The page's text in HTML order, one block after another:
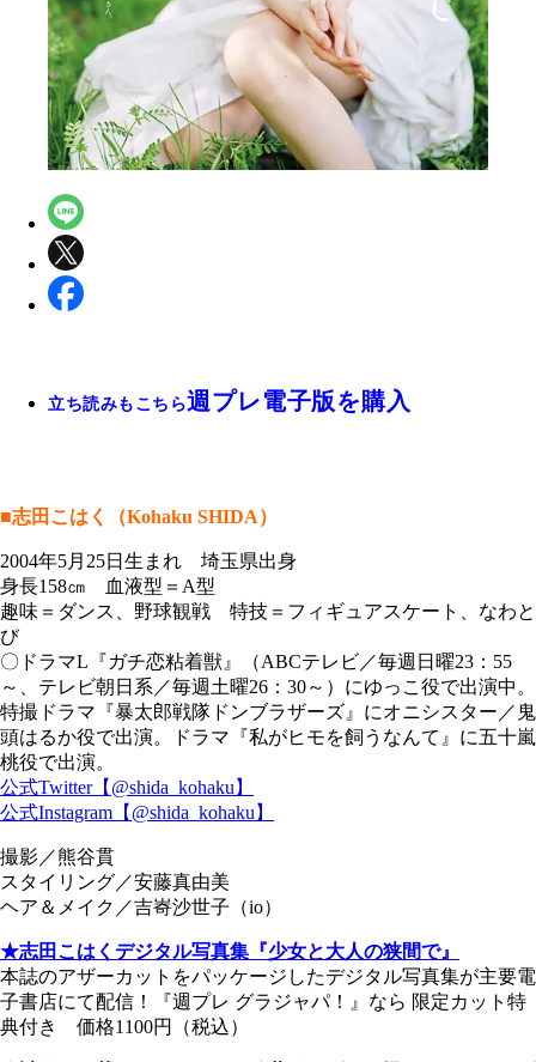
立ち読みもこちら週プレ電子版を購入
■志田こはく（Kohaku SHIDA）
2004年5月25日生まれ 埼玉県出身
身長158㎝ 血液型＝A型
趣味＝ダンス、野球観戦 特技＝フィギュアスケート、なわと
び
〇ドラマL『ガチ恋粘着獣』（ABCテレビ／毎週日曜23：55
～、テレビ朝日系／毎週土曜26：30～）にゆっこ役で出演中。
特撮ドラマ『暴太郎戦隊ドンブラザーズ』にオニシスター／鬼
頭はるか役で出演。ドラマ『私がヒモを飼うなんて』に五十嵐
桃役で出演。
公式Twitter【@shida_kohaku】
公式Instagram【@shida_kohaku】
撮影／熊谷貫
スタイリング／安藤真由美
ヘア＆メイク／吉㟢沙世子（io）
★志田こはくデジタル写真集『少女と大人の狭間で』
本誌のアザーカットをパッケージしたデジタル写真集が主要電
子書店にて配信！『週プレ グラジャパ！』なら 限定カット特
典付き 価格1100円（税込）